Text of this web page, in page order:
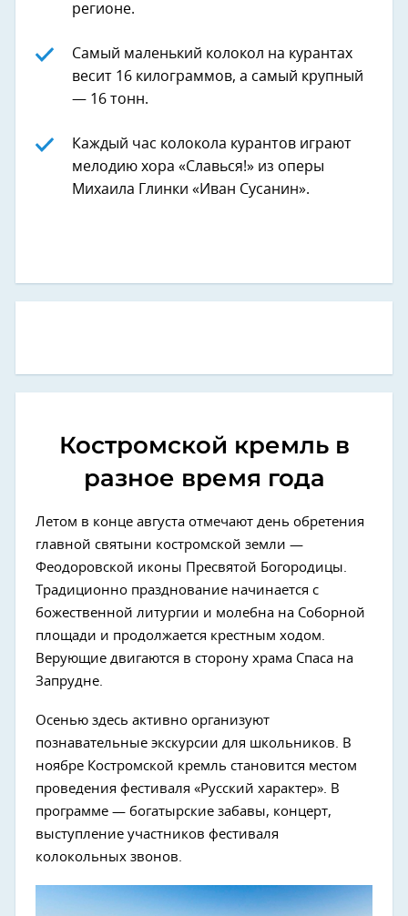
регионе.
Самый маленький колокол на курантах
весит 16 килограммов, а самый крупный
— 16 тонн.
Каждый час колокола курантов играют
мелодию хора «Славься!» из оперы
Михаила Глинки «Иван Сусанин».
Костромской кремль в
разное время года
Летом в конце августа отмечают день обретения
главной святыни костромской земли —
Феодоровской иконы Пресвятой Богородицы.
Традиционно празднование начинается с
божественной литургии и молебна на Соборной
площади и продолжается крестным ходом.
Верующие двигаются в сторону храма Спаса на
Запрудне.
Осенью здесь активно организуют
познавательные экскурсии для школьников. В
ноябре Костромской кремль становится местом
проведения фестиваля «Русский характер». В
программе — богатырские забавы, концерт,
выступление участников фестиваля
колокольных звонов.